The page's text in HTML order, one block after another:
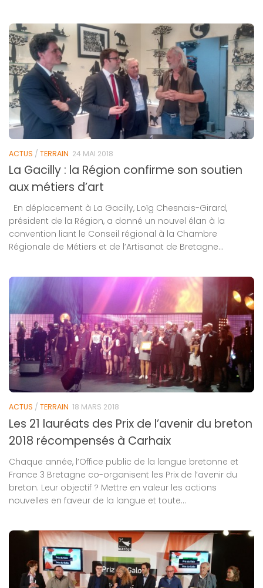
ACTUS / TERRAIN 24 MAI 2018
La Gacilly : la Région confirme son soutien
aux métiers d’art
En déplacement à La Gacilly, Loïg Chesnais-Girard,
président de la Région, a donné un nouvel élan à la
convention liant le Conseil régional à la Chambre
Régionale de Métiers et de l’Artisanat de Bretagne...
ACTUS / TERRAIN 18 MARS 2018
Les 21 lauréats des Prix de l’avenir du breton
2018 récompensés à Carhaix
Chaque année, l’Office public de la langue bretonne et
France 3 Bretagne co-organisent les Prix de l’avenir du
breton. Leur objectif ? Mettre en valeur les actions
nouvelles en faveur de la langue et toute...